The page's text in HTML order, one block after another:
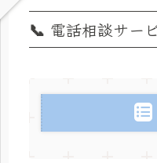
📞 電話相談サー